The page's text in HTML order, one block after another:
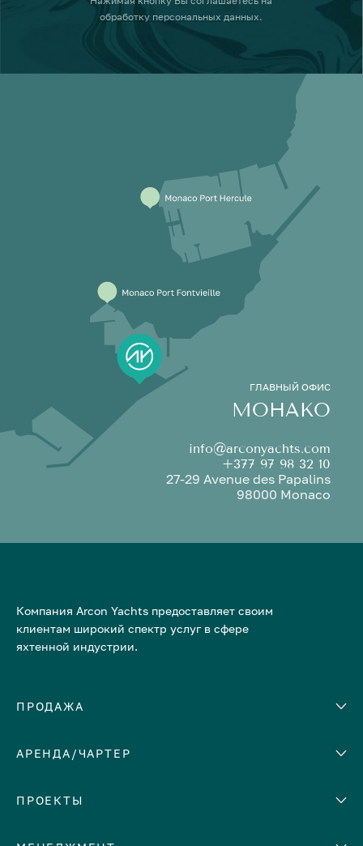
обработку персональных данных.
ГЛАВНЫЙ ОФИС
МОНАКО
info@arconyachts.com
+377 97 98 32 10
27-29 Avenue des Papalins
98000 Monaco
Компания Arcon Yachts предоставляет своим
клиентам широкий спектр услуг в сфере
яхтенной индустрии.
ПРОДАЖА
Количество кают
АРЕНДА/ЧАРТЕР
ЕВРОПА
ПРОЕКТЫ